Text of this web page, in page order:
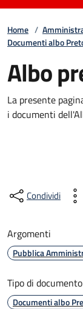
Home /
Documenti albo
Albo
La presente
i documenti
Condividi
Argomenti
Pubblica
Tipo di documento
Documenti albo